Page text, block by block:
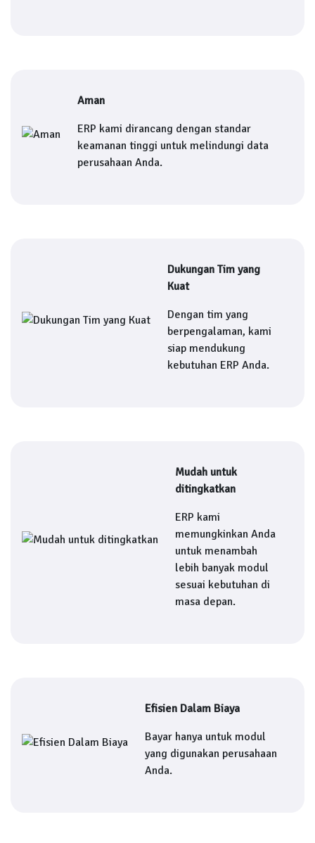
Aman
ERP kami dirancang dengan standar
keamanan tinggi untuk melindungi data
perusahaan Anda.
Dukungan Tim yang
Kuat
Dengan tim yang
berpengalaman, kami
siap mendukung
kebutuhan ERP Anda.
Mudah untuk
ditingkatkan
ERP kami
memungkinkan Anda
untuk menambah
lebih banyak modul
sesuai kebutuhan di
masa depan.
Efisien Dalam Biaya
Bayar hanya untuk modul
yang digunakan perusahaan
Anda.